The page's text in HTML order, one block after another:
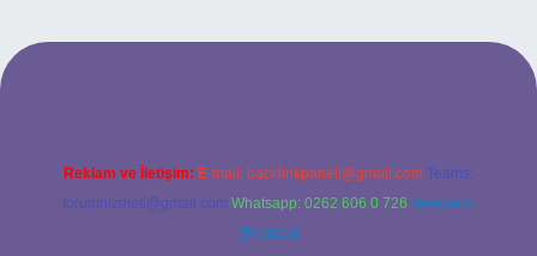
Reklam ve İletişim: E-mail: backlinkpaneli@gmail.com Teams:
forumhizmeti@gmail.com Whatsapp: 0262 606 0 726 Telegram:
@karabul